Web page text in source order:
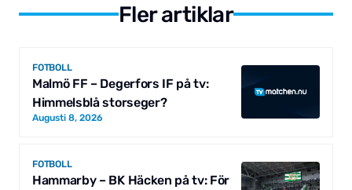
Fler artiklar
FOTBOLL
Malmö FF – Degerfors IF på tv:
Himmelsblå storseger?
Augusti 8, 2026
FOTBOLL
Hammarby – BK Häcken på tv: För